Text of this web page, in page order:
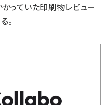
っていた印刷物レビュー
。